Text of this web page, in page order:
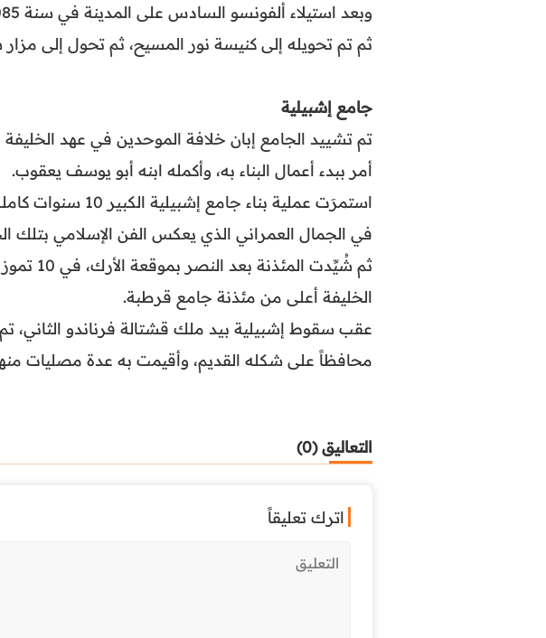
ثم تم تحويله إلى كنيسة نور المسيح، ثم تحول إلى
جامع إشبيلية
تم تشييد الجامع إبان خلافة الموحدين في عهد
أمر ببدء أعمال البناء به، وأكمله ابنه أبو يوسف يعقوب.
في الجمال العمراني الذي يعكس الفن الإسلامي بتلك
الخليفة أعلى من مئذنة جامع قرطبة.
عقب سقوط إشبيلية بيد ملك قشتالة فرناندو الثاني،
محافظاً على شكله القديم، وأقيمت به عدة مصليات
التعاليق (0)
اترك تعليقاً